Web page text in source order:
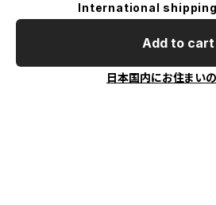
International
Add to cart
日本国内にお住まい